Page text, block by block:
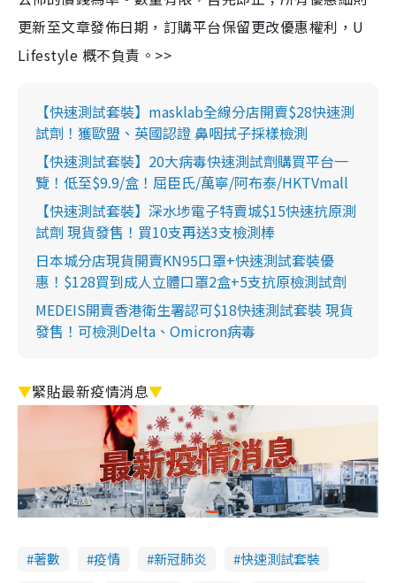
更新至文章發佈日期，訂購平台保留更改優惠權利，U
Lifestyle 概不負責。>>
【快速測試套裝】masklab全線分店開賣$28快速測
試劑！獲歐盟、英國認證 鼻咽拭子採樣檢測
【快速測試套裝】20大病毒快速測試劑購買平台一
覽！低至$9.9/盒！屈臣氏/萬寧/阿布泰/HKTVmall
【快速測試套裝】深水埗電子特賣城$15快速抗原測
試劑 現貨發售！買10支再送3支檢測棒
日本城分店現貨開賣KN95口罩+快速測試套裝優
惠！$128買到成人立體口罩2盒+5支抗原檢測試劑
MEDEIS開賣香港衛生署認可$18快速測試套裝 現貨
發售！可檢測Delta、Omicron病毒
▼緊貼最新疫情消息▼
著數 疫情 新冠肺炎
快速測試套裝